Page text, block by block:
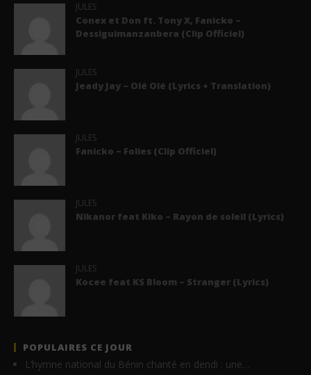
JULES
Conex et Don ft. Tony X, Fanicko –
Dessiguimanzanbera (Clip Officiel)
JULES
Jeady Jay – Olé Olé (Lyrics + Translation)
JULES
Fanicko – Folies (Clip Officiel)
JULES
Nikanor feat Kiko – Rayon de soleil (Lyrics)
JULES
Kocee feat KS Bloom – Stranger (Lyrics)
POPULAIRES CE JOUR
L’hymne national du Bénin chanté en dendi : une…